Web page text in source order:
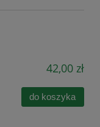
42,00 zł
do koszyka